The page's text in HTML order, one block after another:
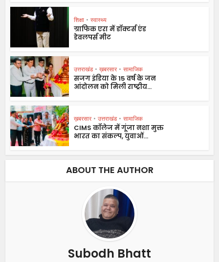
शिक्षा • स्वास्थ्य
ग्राफिक एरा में डॉक्टर्स एंड
डेवलपर्स मीट
उत्तराखंड • ख़बरसार • सामाजिक
सजग इंडिया के 15 वर्ष के जन
आंदोलन को मिली राष्ट्रीय...
ख़बरसार • उत्तराखंड • सामाजिक
CIMS कॉलेज में गूंजा नशा मुक्त
भारत का संकल्प, युवाओं...
ABOUT THE AUTHOR
Subodh Bhatt